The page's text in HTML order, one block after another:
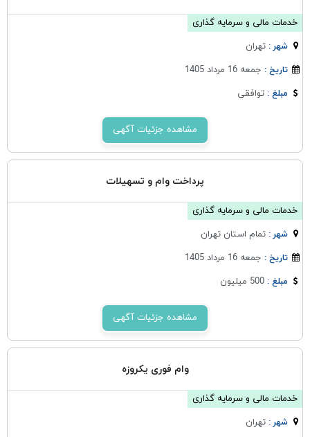
خدمات مالی و سرمایه گذاری
شهر :تهران
تاریخ : جمعه 16 مرداد 1405
مبلغ :توافقی
مشاهده جزئیات آگهی
پرداخت وام و تسهیلات
خدمات مالی و سرمایه گذاری
شهر :تمام استان تهران
تاریخ : جمعه 16 مرداد 1405
مبلغ :500 میلیون
مشاهده جزئیات آگهی
وام فوری یکروزه
خدمات مالی و سرمایه گذاری
شهر :تهران